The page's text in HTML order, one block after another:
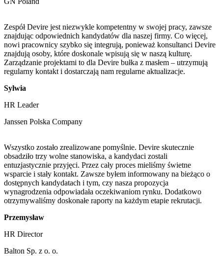
Zespół Devire jest niezwykle kompetentny w swojej pracy, zawsze
znajdując odpowiednich kandydatów dla naszej firmy. Co więcej,
nowi pracownicy szybko się integrują, ponieważ konsultanci Devire
znajdują osoby, które doskonale wpisują się w naszą kulturę.
Zarządzanie projektami to dla Devire bułka z masłem – utrzymują
regularny kontakt i dostarczają nam regularne aktualizacje.
Sylwia
HR Leader
Janssen Polska Company
Wszystko zostało zrealizowane pomyślnie. Devire skutecznie
obsadziło trzy wolne stanowiska, a kandydaci zostali
entuzjastycznie przyjęci. Przez cały proces mieliśmy świetne
wsparcie i stały kontakt. Zawsze byłem informowany na bieżąco o
dostępnych kandydatach i tym, czy nasza propozycja
wynagrodzenia odpowiadała oczekiwaniom rynku. Dodatkowo
otrzymywaliśmy doskonałe raporty na każdym etapie rekrutacji.
Przemysław
HR Director
Balton Sp. z o. o.